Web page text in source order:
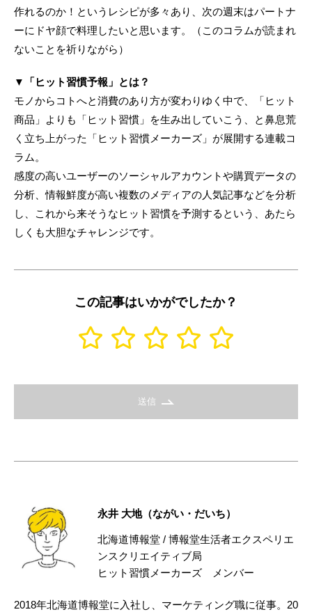
作れるのか！というレシピが多々あり、次の週末はパートナ
ーにドヤ顔で料理したいと思います。（このコラムが読まれ
ないことを祈りながら）
▼「ヒット習慣予報」とは？
モノからコトへと消費のあり方が変わりゆく中で、「ヒット
商品」よりも「ヒット習慣」を生み出していこう、と鼻息荒
く立ち上がった「ヒット習慣メーカーズ」が展開する連載コ
ラム。
感度の高いユーザーのソーシャルアカウントや購買データの
分析、情報鮮度が高い複数のメディアの人気記事などを分析
し、これから来そうなヒット習慣を予測するという、あたら
しくも大胆なチャレンジです。
この記事はいかがでしたか？
送信
永井 大地（ながい・だいち）
北海道博報堂 / 博報堂生活者エクスペリエ
ンスクリエイティブ局
ヒット習慣メーカーズ メンバー
2018年北海道博報堂に入社し、マーケティング職に従事。20